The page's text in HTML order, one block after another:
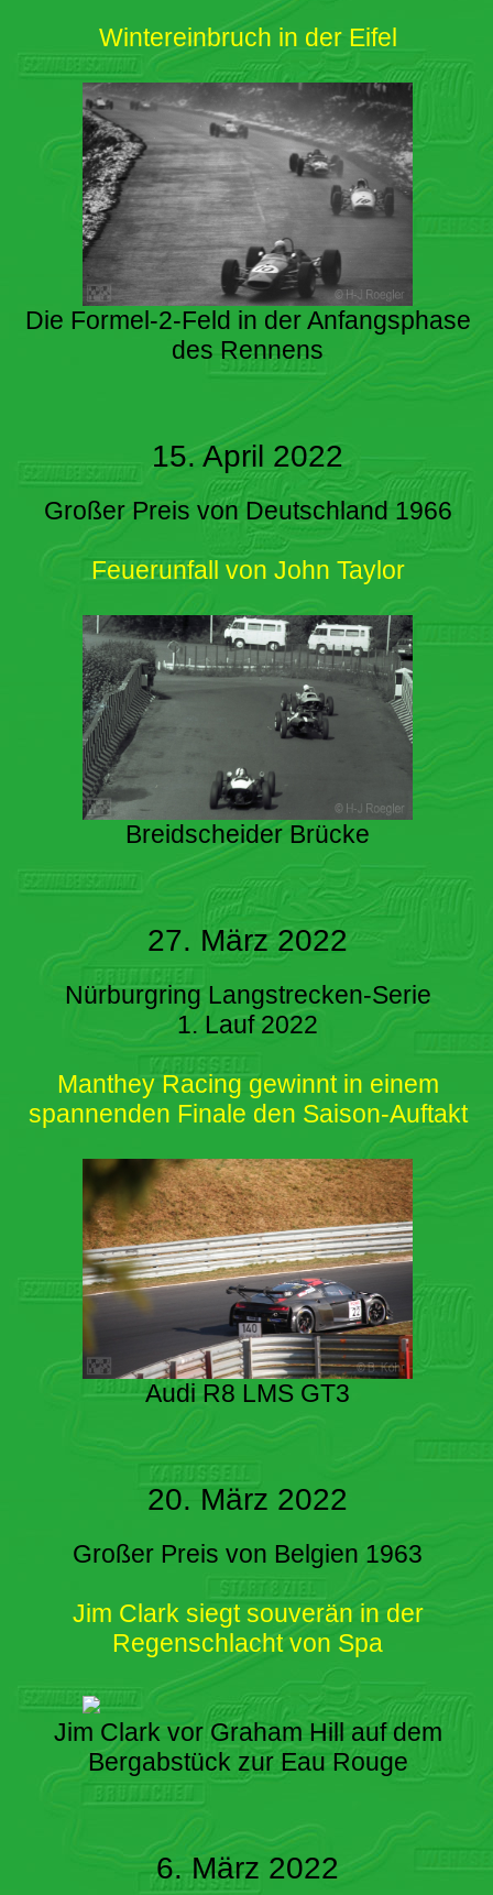
Wintereinbruch in der Eifel
Die Formel-2-Feld in der Anfangsphase
des Rennens
15. April 2022
Großer Preis von Deutschland 1966
Feuerunfall von John Taylor
Breidscheider Brücke
27. März 2022
Nürburgring Langstrecken-Serie
1. Lauf 2022
Manthey Racing gewinnt in einem
spannenden Finale den Saison-Auftakt
Audi R8 LMS GT3
20. März 2022
Großer Preis von Belgien 1963
Jim Clark siegt souverän in der
Regenschlacht von Spa
Jim Clark vor Graham Hill auf dem
Bergabstück zur Eau Rouge
6. März 2022